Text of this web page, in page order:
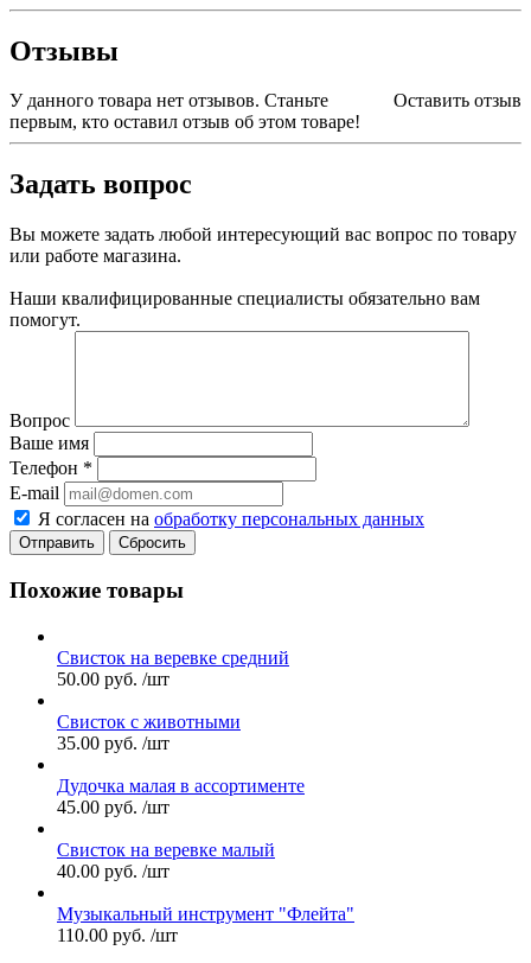
Отзывы
Оставить отзыв
У данного товара нет отзывов. Станьте
первым, кто оставил отзыв об этом товаре!
Задать вопрос
Вы можете задать любой интересующий вас вопрос по товару
или работе магазина.
Наши квалифицированные специалисты обязательно вам
помогут.
Вопрос
Ваше имя
Телефон *
E-mail
Я согласен на обработку персональных данных
Сбросить
Похожие товары
Свисток на веревке средний
50.00 руб. /шт
Свисток с животными
35.00 руб. /шт
Дудочка малая в ассортименте
45.00 руб. /шт
Свисток на веревке малый
40.00 руб. /шт
Музыкальный инструмент "Флейта"
110.00 руб. /шт